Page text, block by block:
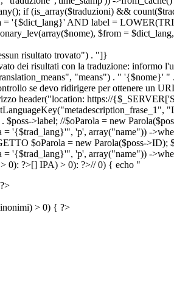
if (is_array($traduzioni) &&
'{$dict_lang}' AND label =
$from =
risultato trovato") . "]}
dei risultati con la traduzione: informo
"means") . " '{$nome}'
se devo ridirigere per ottenere un
header("location: https://
>label; //$oParola = new
'{$trad_lang}'", 'p', array("name")) -
$oParola = new Parola($poss->ID);
'{$trad_lang}'", 'p', array("name")) -
0): ?>[] IPA) > 0): ?>// 0) { echo "
> 0) { ?>